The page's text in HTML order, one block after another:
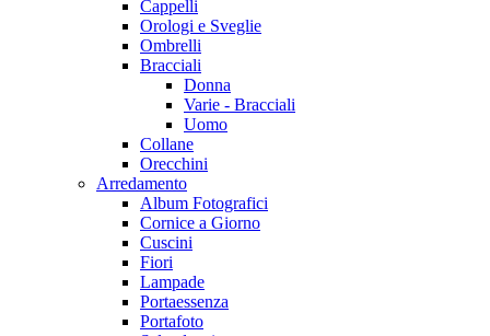
Cappelli
Orologi e Sveglie
Ombrelli
Bracciali
Donna
Varie - Bracciali
Uomo
Collane
Orecchini
Arredamento
Album Fotografici
Cornice a Giorno
Cuscini
Fiori
Lampade
Portaessenza
Portafoto